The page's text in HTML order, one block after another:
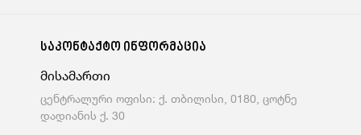
საკონტაქტო ინფორმაცია
მისამართი
ცენტრალური ოფისი: ქ. თბილისი, 0180, ცოტნე
დადიანის ქ. 30